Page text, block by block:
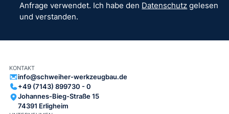
Anfrage verwendet. Ich habe den Datenschutz gelesen
und verstanden.
KONTAKT
info@schweiher-werkzeugbau.de
+49 (7143) 899730 - 0
Johannes-Bieg-Straße 15
74391 Erligheim